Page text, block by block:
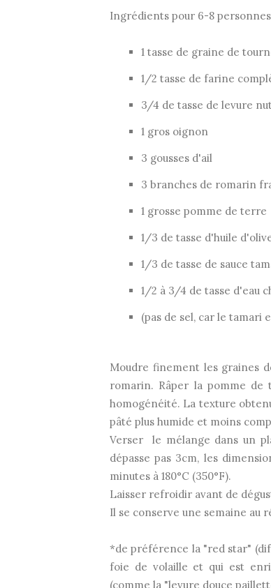
Ingrédients pour 6-8 personnes
1 tasse de graine de
1/2 tasse de farine
3/4 de tasse de levure
1 gros oignon
3 gousses d'ail
3 branches de romarin
1 grosse pomme de terre
1/3 de tasse d'huile
1/3 de tasse de sauce
1/2 à 3/4 de tasse d'eau
(pas de sel, car le tamari
Moudre finement les graines
romarin. Râper la pomme de
homogénéité. La texture
pâté plus humide et moins
Verser le mélange dans un
dépasse pas 3cm, les
minutes à 180°C (350°F).
Laisser refroidir avant de
Il se conserve une semaine au
*de préférence la "red star"
foie de volaille et qui est
(comme la "levure douce